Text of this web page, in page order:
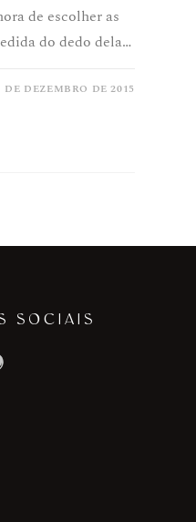
de escolher as
do dedo dela…
DE DEZEMBRO DE 2015
SOCIAIS